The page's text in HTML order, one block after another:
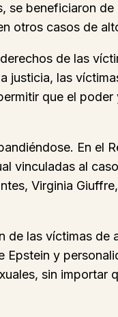
beneficiaron
otros casos de
de las
justicia, las
que el
En el
vinculadas al
Virginia
las víctimas de
y
sin